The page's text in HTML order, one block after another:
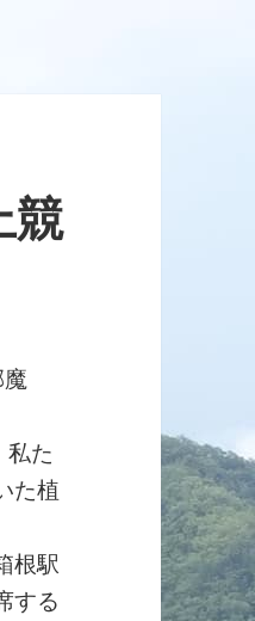
競
た
た植
根駅
する